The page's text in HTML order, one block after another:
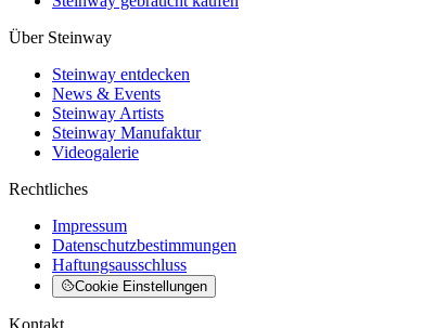
Über Steinway
Steinway entdecken
News & Events
Steinway Artists
Steinway Manufaktur
Videogalerie
Rechtliches
Impressum
Datenschutzbestimmungen
Haftungsausschluss
Cookie Einstellungen
Kontakt